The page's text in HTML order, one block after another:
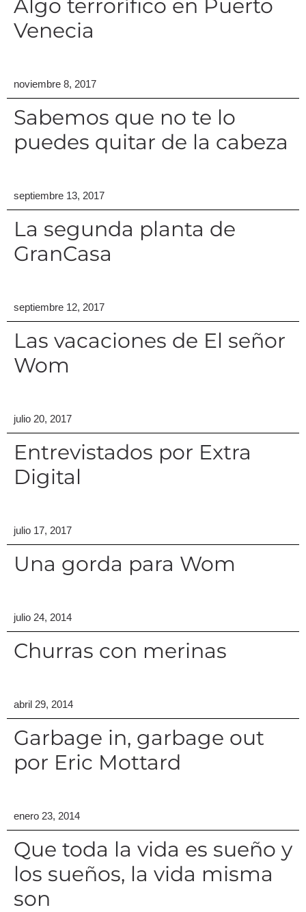
Algo terrorífico en Puerto
Venecia
noviembre 8, 2017
Sabemos que no te lo
puedes quitar de la cabeza
septiembre 13, 2017
La segunda planta de
GranCasa
septiembre 12, 2017
Las vacaciones de El señor
Wom
julio 20, 2017
Entrevistados por Extra
Digital
julio 17, 2017
Una gorda para Wom
julio 24, 2014
Churras con merinas
abril 29, 2014
Garbage in, garbage out
por Eric Mottard
enero 23, 2014
Que toda la vida es sueño y
los sueños, la vida misma
son